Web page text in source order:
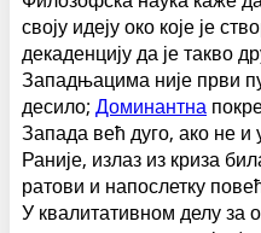
своју идеју око које је
декаденцију да је такво
Западњацима није први
десило; Доминантна
Запада већ дуго, ако не и
Раније, излаз из криза
ратови и напослетку
У квалитативном делу за